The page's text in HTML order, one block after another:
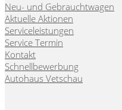
Neu- und Gebrauchtwagen
Aktuelle Aktionen
Serviceleistungen
Service Termin
Kontakt
Schnellbewerbung
Autohaus Vetschau